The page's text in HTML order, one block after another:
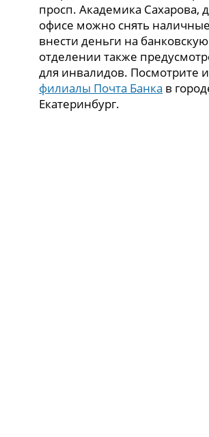
просп. Академика Сахарова,
офисе можно снять
внести деньги на
отделении также
для инвалидов. Посмотрите
филиалы Почта Банка в
Екатеринбург.